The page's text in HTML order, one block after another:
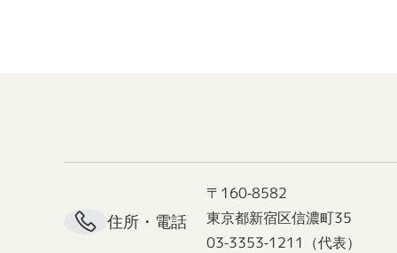
住所・電話
〒160-8582
東京都新宿区信濃町35
03-3353-1211（代表）